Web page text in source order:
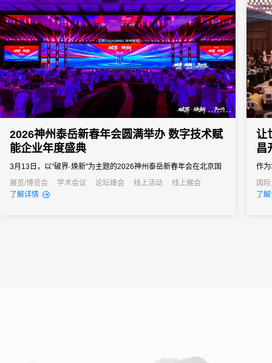
会务系统不...
2026神州泰岳新春年会圆满举办 数字技术赋
能企业年度盛典
3月13日，以"破界·焕新"为主题的2026神州泰岳新春年会在北京国
家会议中心成功举办。来自全国的1600余名泰岳人齐聚一堂，回望
2025奋进征程，共启AI时代的战略新征程，以"破认知之界、破人效
展览/博览会 学术会议 论坛峰会 线上活动
线上展会
了解详情
让
昌
作
大
术
国
产
了